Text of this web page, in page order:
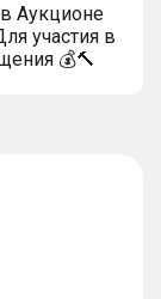
Аукционе
участия в
💰🔨